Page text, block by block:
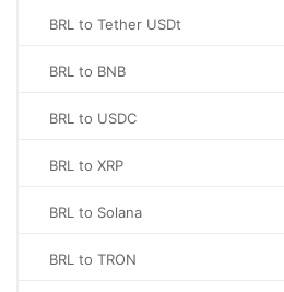
BRL to Tether USDt
BRL to BNB
BRL to USDC
BRL to XRP
BRL to Solana
BRL to TRON